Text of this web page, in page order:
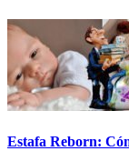
Estafa Reborn: